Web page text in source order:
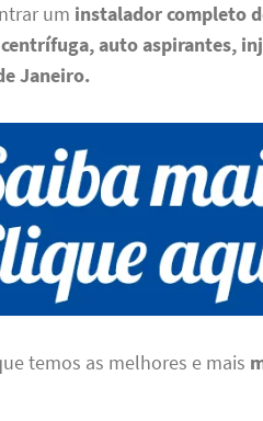
um instalador completo
auto aspirantes,
Janeiro.
temos as melhores e mais